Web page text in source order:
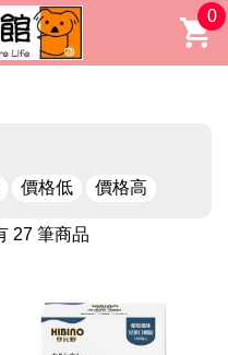
0
價格低 價格高
27 筆商品